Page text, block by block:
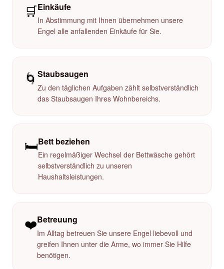
🛒Einkäufe
In Abstimmung mit Ihnen übernehmen unsere
Engel alle anfallenden Einkäufe für Sie.
🌀 Staubsaugen
Zu den täglichen Aufgaben zählt selbstverständlich
das Staubsaugen Ihres Wohnbereichs.
🛏️Bett beziehen
Ein regelmäßiger Wechsel der Bettwäsche gehört
selbstverständlich zu unseren
Haushaltsleistungen.
❤️Betreuung
Im Alltag betreuen Sie unsere Engel liebevoll und
greifen Ihnen unter die Arme, wo immer Sie Hilfe
benötigen.